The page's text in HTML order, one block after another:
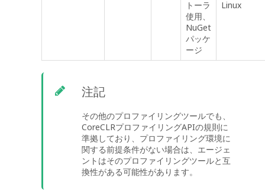
トーラ
使用、
NuGet
パッケ
ージ
Linux
注記
その他のプロファイリングツールでも、
CoreCLRプロファイリングAPIの規則に
準拠しており、プロファイリング環境に
関する前提条件がない場合は、エージェ
ントはそのプロファイリングツールと互
換性がある可能性があります。